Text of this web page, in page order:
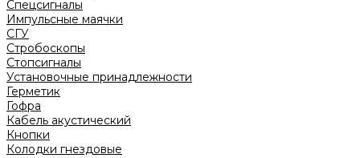
Спецсигналы
Импульсные маячки
СГУ
Стробоскопы
Стопсигналы
Установочные принадлежности
Герметик
Гофра
Кабель акустический
Кнопки
Колодки гнездовые